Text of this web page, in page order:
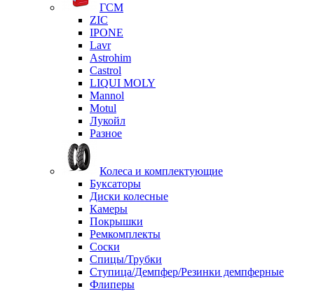
ГСМ
ZIC
IPONE
Lavr
Astrohim
Castrol
LIQUI MOLY
Mannol
Motul
Лукойл
Разное
Колеса и комплектующие
Буксаторы
Диски колесные
Камеры
Покрышки
Ремкомплекты
Соски
Спицы/Трубки
Ступица/Демпфер/Резинки демпферные
Флиперы